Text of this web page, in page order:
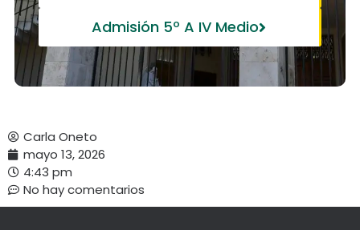
Admisión 5º A IV Medio
Carla Oneto
mayo 13, 2026
4:43 pm
No hay comentarios